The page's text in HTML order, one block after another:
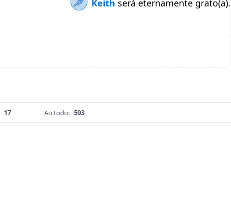
Keith será eternamente grato(a).
17 Ao todo: 593